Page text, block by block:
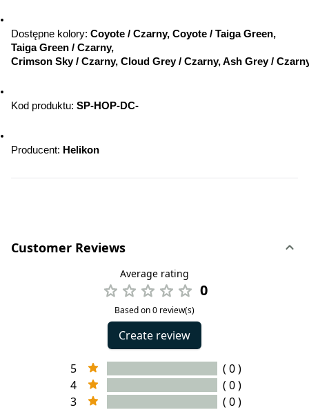
Dostępne kolory: Coyote / Czarny, Coyote / Taiga Green,
Crimson Sky / Czarny, Cloud Grey / Czarny, Ash Grey /
Kod produktu: SP-HOP-DC-
Producent: Helikon
Customer Reviews
Average rating
0
Based on 0 review(s)
Create review
5
( 0 )
4
( 0 )
3
( 0 )